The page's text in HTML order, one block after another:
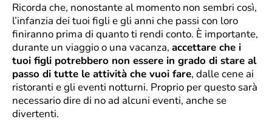
Ricorda che, nonostante al momento non sembri così,
l’infanzia dei tuoi figli e gli anni che passi con loro
finiranno prima di quanto ti rendi conto. È importante,
durante un viaggio o una vacanza, accettare che i
tuoi figli potrebbero non essere in grado di stare al
passo di tutte le attività che vuoi fare, dalle cene ai
ristoranti e gli eventi notturni. Proprio per questo sarà
necessario dire di no ad alcuni eventi, anche se
divertenti.